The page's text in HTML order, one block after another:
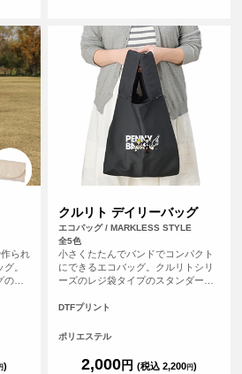
られ
。
縁
。
ン
)
クルリト デイリーバッグ
エコバッグ / MARKLESS STYLE
全5色
小さくたたんでバンドでコンパクト
にできるエコバッグ。クルリトシリ
ーズのレジ袋タイプのスタンダード
DTFプリント
ポリエステル
2,000円 (税込 2,200円)